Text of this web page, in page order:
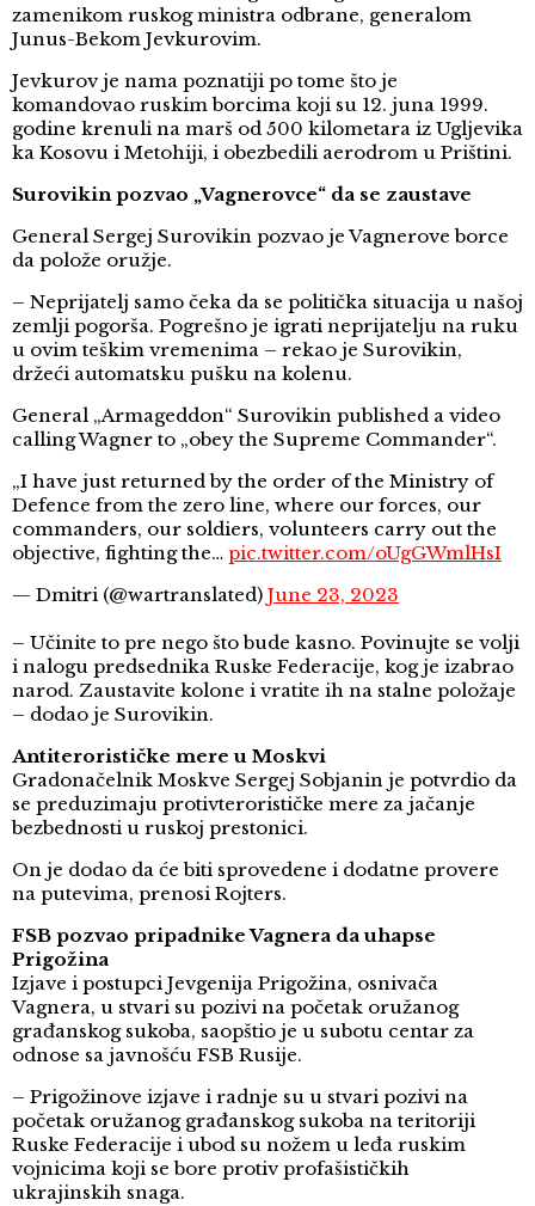
zamenikom ruskog ministra odbrane, generalom
Junus-Bekom Jevkurovim.
Jevkurov je nama poznatiji po tome što je
komandovao ruskim borcima koji su 12. juna 1999.
godine krenuli na marš od 500 kilometara iz Ugljevika
ka Kosovu i Metohiji, i obezbedili aerodrom u Prištini.
Surovikin pozvao „Vagnerovce“ da se zaustave
General Sergej Surovikin pozvao je Vagnerove borce
da polože oružje.
– Neprijatelj samo čeka da se politička situacija u našoj
zemlji pogorša. Pogrešno je igrati neprijatelju na ruku
u ovim teškim vremenima – rekao je Surovikin,
držeći automatsku pušku na kolenu.
General „Armageddon“ Surovikin published a video
calling Wagner to „obey the Supreme Commander“.
„I have just returned by the order of the Ministry of
Defence from the zero line, where our forces, our
commanders, our soldiers, volunteers carry out the
objective, fighting the… pic.twitter.com/oUgGWmlHsI
— Dmitri (@wartranslated) June 23, 2023
– Učinite to pre nego što bude kasno. Povinujte se volji
i nalogu predsednika Ruske Federacije, kog je izabrao
narod. Zaustavite kolone i vratite ih na stalne položaje
– dodao je Surovikin.
Antiterorističke mere u Moskvi
Gradonačelnik Moskve Sergej Sobjanin je potvrdio da
se preduzimaju protivterorističke mere za jačanje
bezbednosti u ruskoj prestonici.
On je dodao da će biti sprovedene i dodatne provere
na putevima, prenosi Rojters.
FSB pozvao pripadnike Vagnera da uhapse
Prigožina
Izjave i postupci Jevgenija Prigožina, osnivača
Vagnera, u stvari su pozivi na početak oružanog
građanskog sukoba, saopštio je u subotu centar za
odnose sa javnošću FSB Rusije.
– Prigožinove izjave i radnje su u stvari pozivi na
početak oružanog građanskog sukoba na teritoriji
Ruske Federacije i ubod su nožem u leđa ruskim
vojnicima koji se bore protiv profašističkih
ukrajinskih snaga.